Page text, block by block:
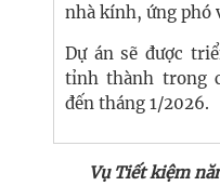
nhà kính, ứng phó
Dự án sẽ được
tỉnh thành trong
đến tháng 1/2026.
Vụ Tiết kiệm